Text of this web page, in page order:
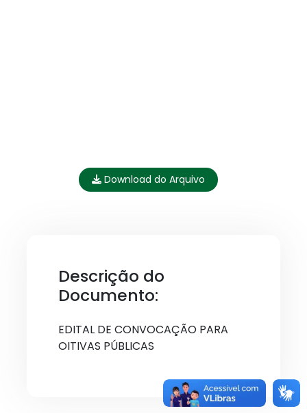
Download do Arquivo
Descrição do
Documento:
EDITAL DE CONVOCAÇÃO PARA
OITIVAS PÚBLICAS